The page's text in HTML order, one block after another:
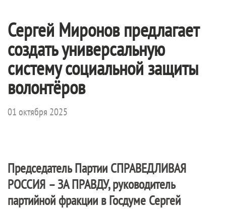
Сергей Миронов предлагает
создать универсальную
систему социальной защиты
волонтёров
01 октября 2025
Председатель Партии СПРАВЕДЛИВАЯ
РОССИЯ – ЗА ПРАВДУ, руководитель
партийной фракции в Госдуме Сергей